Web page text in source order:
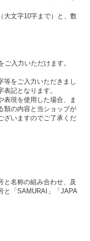
大文字10字まで）と、数
ご入力いただけます。
等をご入力いただきまし
記となります。
表現を使用した場合、ま
類の内容と当ショップが
ざいますのでご了承くだ
名称の組み合わせ、及
と「SAMURAI」「JAPA